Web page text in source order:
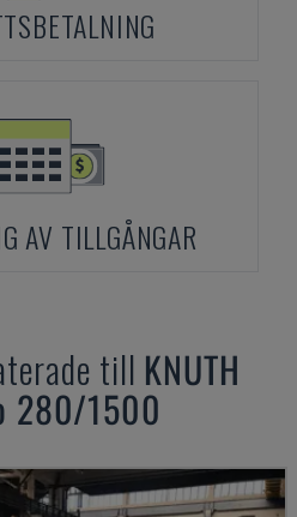
AV TILLGÅNGAR
till KNUTH
280/1500